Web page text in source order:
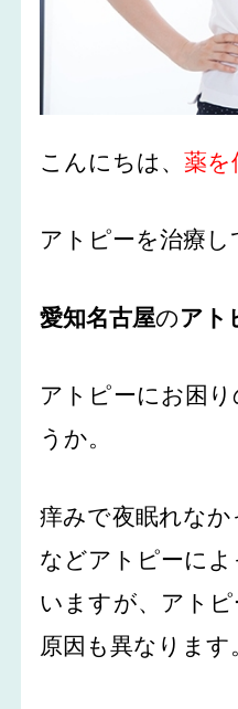
こんにちは、薬を
アトピーを治療し
愛知名古屋のアト
アトピーにお困
うか。
痒みで夜眠れな
などアトピーに
いますが、アト
原因も異なります